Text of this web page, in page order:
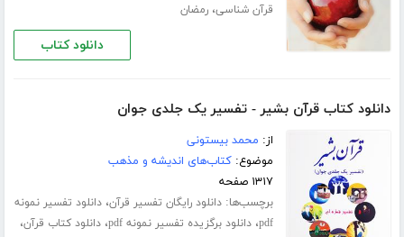
قرآن شناسی،رمضان
دانلود کتاب
دانلود کتاب قرآن بشیر - تفسیر یک جلدی جوان
از: محمد بیستونی
موضوع:کتاب‌های اندیشه و مذهب
۱۳۱۷ صفحه
برچسب‌ها:دانلود رایگان تفسیر قرآن،دانلود تفسیر نمونه
pdf،دانلود برگزیده تفسیر نمونه pdf ،دانلود کتاب قرآن،